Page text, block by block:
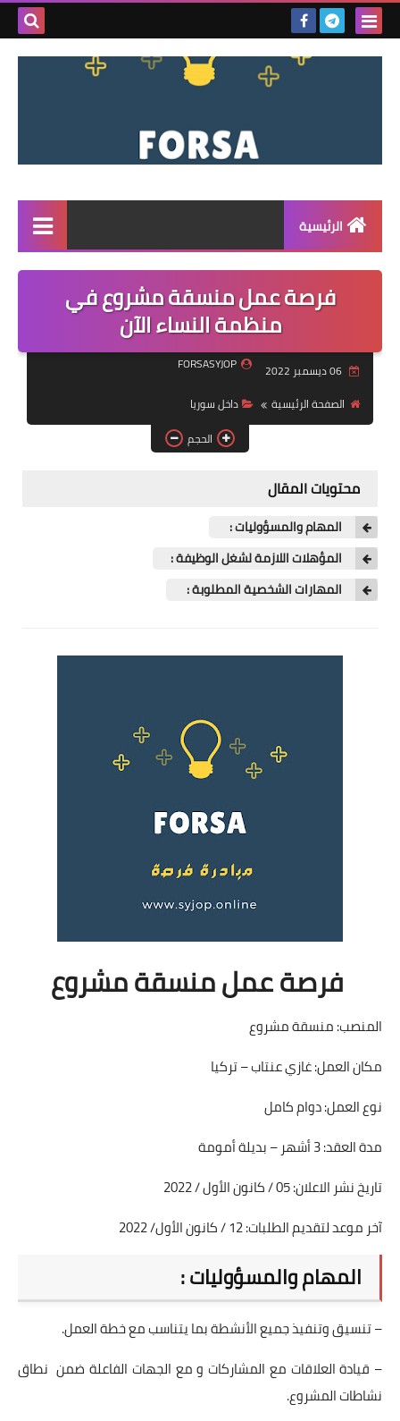
بحث
الرئيسية
القائمة
مناقصات
فرص عمل داخل سوريا
فرص عمل في العراق
فرص عمل في اليمن
فرصة عمل منسقة مشروع في
منظمة النساء الآن
06 ديسمبر 2022
FORSASYJOP
الصفحة الرئيسية
داخل سوريا
الحجم
محتويات المقال
المهام والمسؤوليات :
المؤهلات اللازمة لشغل الوظيفة :
المهارات الشخصية المطلوبة :
فرصة عمل منسقة مشروع
المنصب: منسقة مشروع
مكان العمل: غازي عنتاب – تركيا
نوع العمل: دوام كامل
مدة العقد: 3 أشهر – بديلة أمومة
تاريخ نشر الاعلان: 05 / كانون الأول / 2022
آخر موعد لتقديم الطلبات: 12 / كانون الأول/ 2022
المهام والمسؤوليات :
– تنسيق وتنفيذ جميع الأنشطة بما يتناسب مع خطة العمل.
– قيادة العلاقات مع المشاركات و مع الجهات الفاعلة ضمن نطاق
نشاطات المشروع.